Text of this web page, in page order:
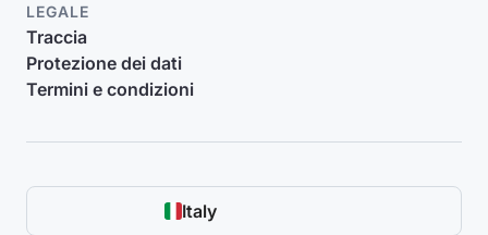
LEGALE
Traccia
Protezione dei dati
Termini e condizioni
Italy